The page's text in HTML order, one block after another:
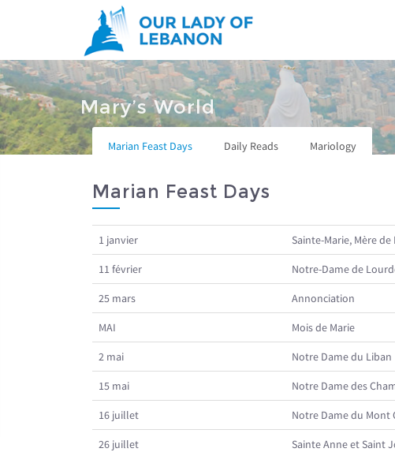
Mary’s World
You are here
Marian Feast Days Daily Reads Mariology
Marian Feast Days
1 janvier Sainte-Marie, Mère de
11 février Notre-Dame de
25 mars Annonciation
MAI Mois de Marie
2 mai Notre Dame du Liban
15 mai Notre Dame des
16 juillet Notre Dame du Mont
26 juillet Sainte Anne et Saint